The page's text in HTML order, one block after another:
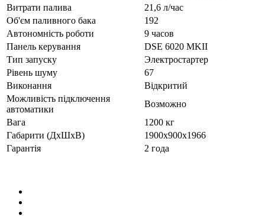
Витрати палива
21,6 л/час
Об'єм паливного бака
192
Автономність роботи
9 часов
Панель керування
DSE 6020 MKII
Тип запуску
Электростартер
Рівень шуму
67
Виконання
Відкритий
Можливість підключення
автоматики
Возможно
Вага
1200 кг
Габарити (ДхШхВ)
1900x900x1966
Гарантія
2 года